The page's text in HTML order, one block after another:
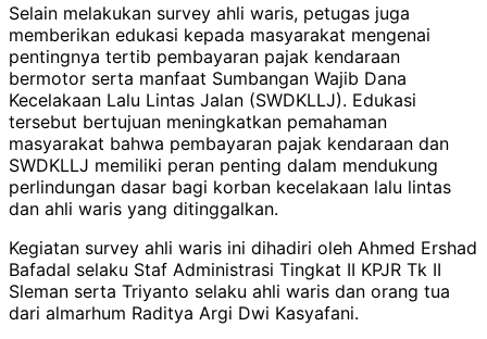
Selain melakukan survey ahli waris, petugas juga
memberikan edukasi kepada masyarakat mengenai
pentingnya tertib pembayaran pajak kendaraan
bermotor serta manfaat Sumbangan Wajib Dana
Kecelakaan Lalu Lintas Jalan (SWDKLLJ). Edukasi
tersebut bertujuan meningkatkan pemahaman
masyarakat bahwa pembayaran pajak kendaraan dan
SWDKLLJ memiliki peran penting dalam mendukung
perlindungan dasar bagi korban kecelakaan lalu lintas
dan ahli waris yang ditinggalkan.
Kegiatan survey ahli waris ini dihadiri oleh Ahmed Ershad
Bafadal selaku Staf Administrasi Tingkat II KPJR Tk II
Sleman serta Triyanto selaku ahli waris dan orang tua
dari almarhum Raditya Argi Dwi Kasyafani.